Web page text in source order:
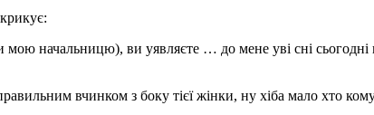
мою начальницю), ви уявляєте … до мене уві сні
вчинком з боку тієї жінки, ну хіба мало хто